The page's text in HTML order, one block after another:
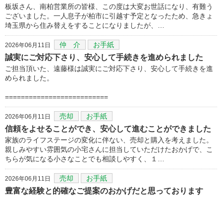
板坂さん、南柏営業所の皆様、この度は大変お世話になり、有難う
ございました。一人息子が柏市に引越す予定となったため、急きょ
埼玉県から住み替えをすることになりましたが、…
2026年06月11日 仲 介 お手紙
誠実にご対応下さり、安心して手続きを進められました
ご担当頂いた、遠藤様は誠実にご対応下さり、安心して手続きを進
められました。
==========================
2026年06月11日 売却 お手紙
信頼をよせることができ、安心して進むことができました
家族のライフステージの変化に伴ない、売却と購入を考えました。
親しみやすい雰囲気の小宅さんに担当していただけたおかげで、こ
ちらが気になる小さなことでも相談しやすく、１…
2026年06月11日 売却 お手紙
豊富な経験と的確なご提案のおかげだと思っております